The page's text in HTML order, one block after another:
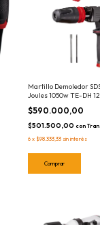
Martillo Demoledor
Joules 1050w TE-DH 12
$590.000,00
$501.500,00 con
6 x $98.333,33 sin interés